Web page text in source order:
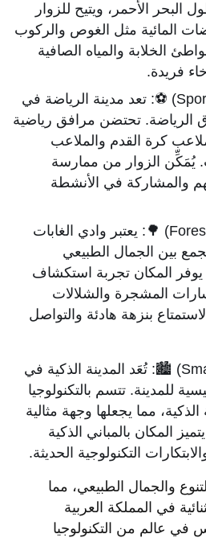
البحر الأحمر، ويتيح للزوار
المائية مثل الغوص والركوب
الخلابة والمياه الصافية
فريدة.
مدينة الرياضة (Sports City) ⚽: تعد مدينة الرياضة في
الرياضة. تحتضن مرافق رياضية
كرة القدم والملاعب
يُمَكِّن الزوار من ممارسة
والمشاركة في الأنشطة
وادي الغابات (Forest Valley) 🌳: يعتبر وادي الغابات
بين الجمال الطبيعي
يوفر المكان تجربة استكشاف
المشجرة والشلالات
بنزهة هادئة والتواصل
المدينة الذكية (Smart City) 🏙️: تُعَد المدينة الذكية في
للمدينة. تتسم بالتكنولوجيا
الذكية، مما يجعلها وجهة مثالية
المكان بالمباني الذكية
التكنولوجية الحديثة.
والجمال الطبيعي، مما
في المملكة العربية
في عالم من التكنولوجيا